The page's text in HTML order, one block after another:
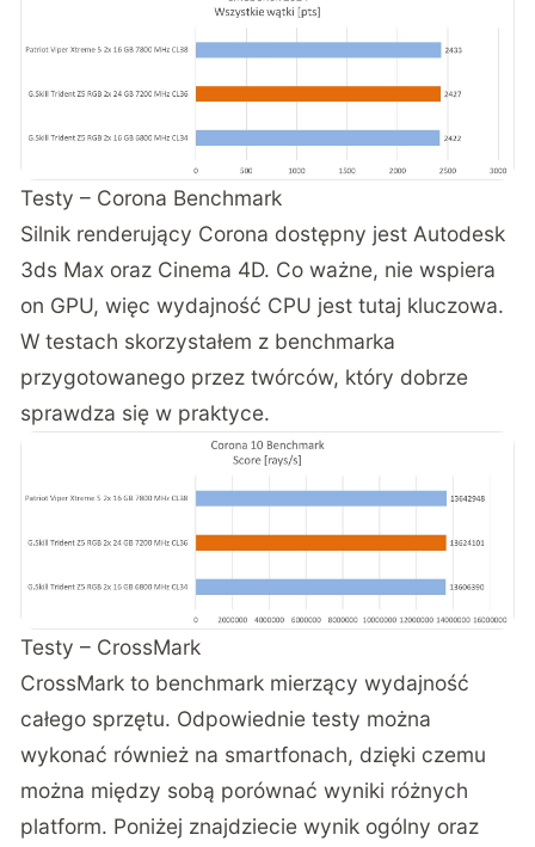
Testy – Corona Benchmark
Silnik renderujący Corona dostępny jest Autodesk
3ds Max oraz Cinema 4D. Co ważne, nie wspiera
on GPU, więc wydajność CPU jest tutaj kluczowa.
W testach skorzystałem z benchmarka
przygotowanego przez twórców, który dobrze
sprawdza się w praktyce.
Testy – CrossMark
CrossMark to benchmark mierzący wydajność
całego sprzętu. Odpowiednie testy można
wykonać również na smartfonach, dzięki czemu
można między sobą porównać wyniki różnych
platform. Poniżej znajdziecie wynik ogólny oraz